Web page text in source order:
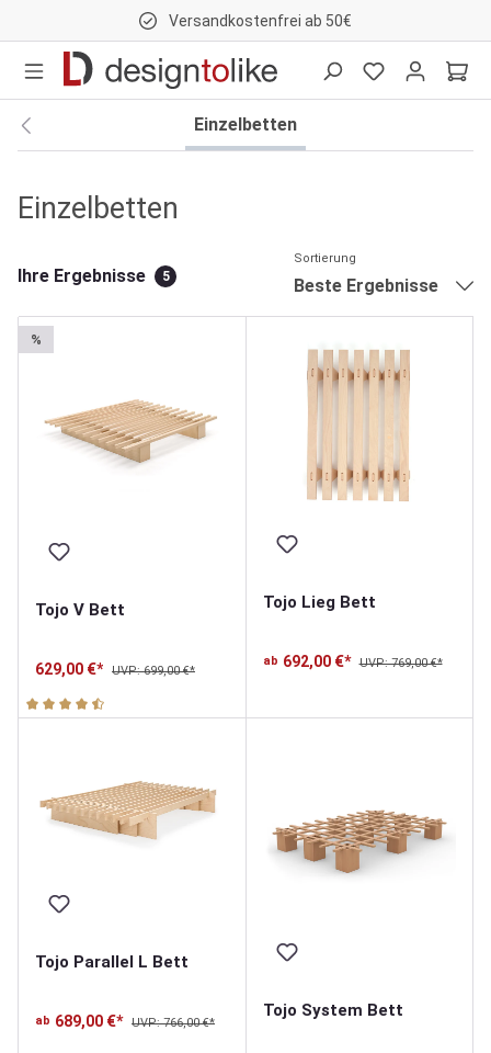
Versandkostenfrei ab 50€
Einzelbetten
Einzelbetten
Ihre Ergebnisse 5
Sortierung
Beste Ergebnisse
%
Tojo V Bett
629,00 €* UVP: 699,00 €*
Durchschnittliche Bewertung von 4.9 von 5 Sternen
Tojo Lieg Bett
ab 692,00 €* UVP: 769,00 €*
Tojo Parallel L Bett
ab 689,00 €* UVP: 766,00 €*
Tojo System Bett